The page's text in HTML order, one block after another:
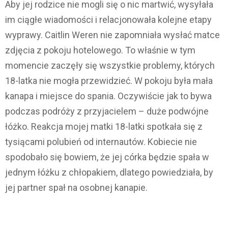
Aby jej rodzice nie mogli się o nic martwić, wysyłała
im ciągłe wiadomości i relacjonowała kolejne etapy
wyprawy. Caitlin Weren nie zapomniała wysłać matce
zdjęcia z pokoju hotelowego. To właśnie w tym
momencie zaczęły się wszystkie problemy, których
18-latka nie mogła przewidzieć. W pokoju była mała
kanapa i miejsce do spania. Oczywiście jak to bywa
podczas podróży z przyjacielem – duże podwójne
łóżko. Reakcja mojej matki 18-latki spotkała się z
tysiącami polubień od internautów. Kobiecie nie
spodobało się bowiem, że jej córka będzie spała w
jednym łóżku z chłopakiem, dlatego powiedziała, by
jej partner spał na osobnej kanapie.